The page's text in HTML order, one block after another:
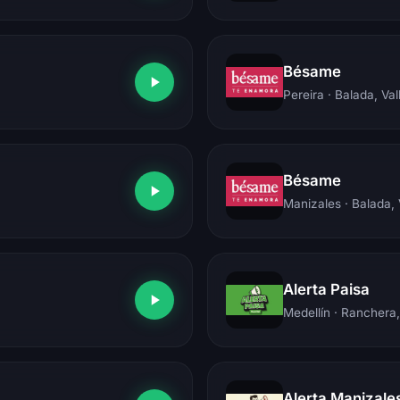
Bésame
Pereira · Balada,
Bésame
Manizales · Balada,
Alerta Paisa
Medellín ·